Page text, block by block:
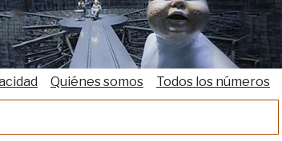
Quiénes somos Todos los números